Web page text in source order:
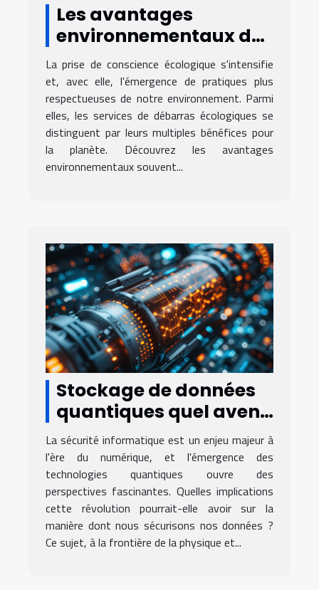
Les avantages
environnementaux des
services de débarras
écologiques
La prise de conscience écologique s'intensifie
et, avec elle, l'émergence de pratiques plus
respectueuses de notre environnement. Parmi
elles, les services de débarras écologiques se
distinguent par leurs multiples bénéfices pour
la planète. Découvrez les avantages
environnementaux souvent...
Stockage de données
quantiques quel avenir
pour la sécurité
informatique
La sécurité informatique est un enjeu majeur à
l'ère du numérique, et l'émergence des
technologies quantiques ouvre des
perspectives fascinantes. Quelles implications
cette révolution pourrait-elle avoir sur la
manière dont nous sécurisons nos données ?
Ce sujet, à la frontière de la physique et...